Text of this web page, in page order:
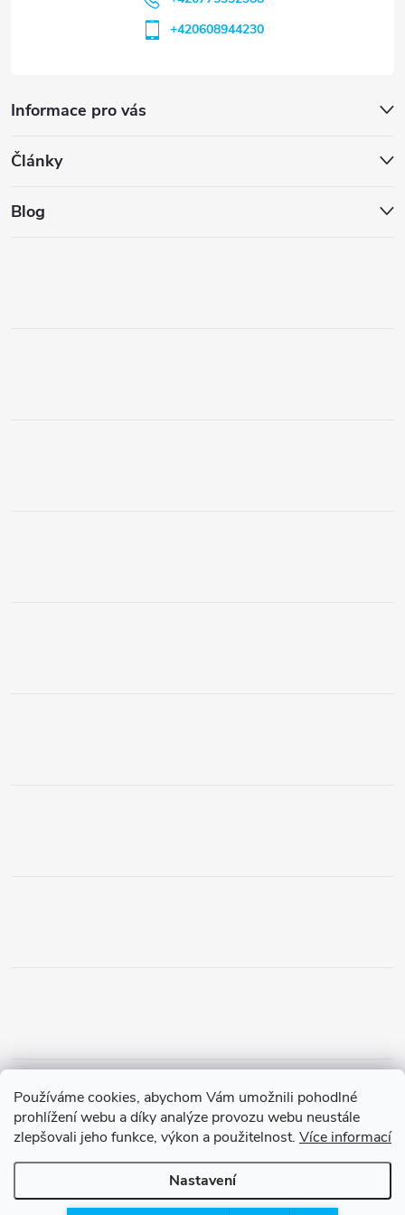
Používáme cookies, abychom Vám umožnili pohodlné
prohlížení webu a díky analýze provozu webu neustále
zlepšovali jeho funkce, výkon a použitelnost. Více informací
Nastavení
Informace pro vás
Články
Blog
+420608944230
Zásady ochrany osobních údajů
Doprava a platba Tříletá záruka